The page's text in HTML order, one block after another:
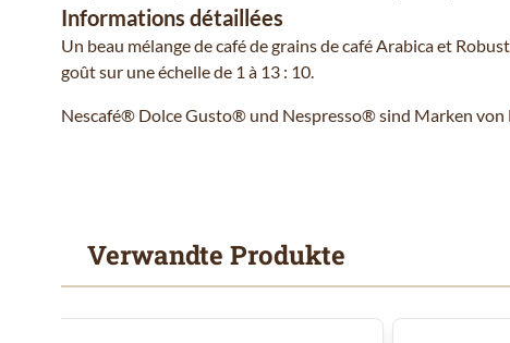
Informations détaillées
Un beau mélange de café de grains de café Arabica et
goût sur une échelle de 1 à 13 : 10.
Nescafé® Dolce Gusto® und Nespresso® sind Marken von
Verwandte Produkte
Mit der Tabulatortaste können Sie durch die Elemente des
Clicken, um das Karussell zu überspringen